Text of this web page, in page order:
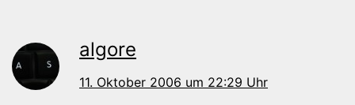
algore
11. Oktober 2006 um 22:29 Uhr